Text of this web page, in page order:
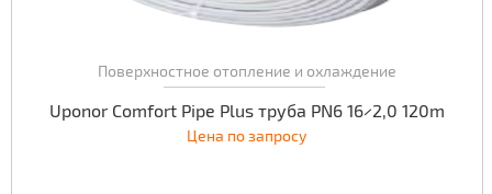
Поверхностное отопление и охлаждение
Uponor Comfort Pipe Plus труба PN6 16×2,0 120m
Цена по запросу